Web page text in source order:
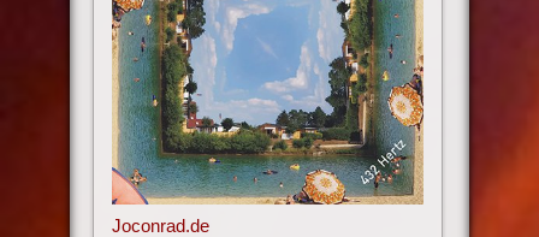
Joconrad.de